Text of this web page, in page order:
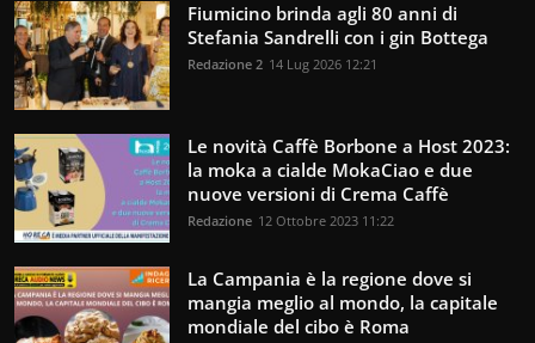
Fiumicino brinda agli 80 anni di
Stefania Sandrelli con i gin Bottega
Redazione 2 14 Lug 2026 12:21
Le novità Caffè Borbone a Host 2023:
la moka a cialde MokaCiao e due
nuove versioni di Crema Caffè
Redazione 12 Ottobre 2023 11:22
La Campania è la regione dove si
mangia meglio al mondo, la capitale
mondiale del cibo è Roma